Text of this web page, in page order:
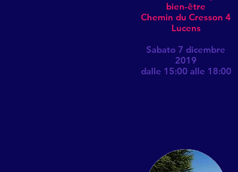
bien-être
Chemin du Cresson 4
Lucens
Sabato 7 dicembre
2019
dalle 15:00 alle 18:00